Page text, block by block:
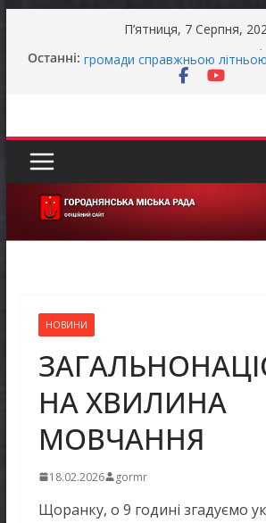
П’ятниця, 7 Серпня,
Останні: Останніми днями погода
громади справжньою
реалізації права осіб з
Захищай небо Чернігівщини!
Батьки майбутніх
оформити «Пакунок школяра»
НОВИНИ
НА ХВИЛИНА
МОВЧАННЯ
18.02.2026 gormr
Щоранку, о 9 годині згадуємо